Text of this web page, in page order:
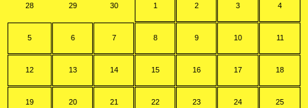
28 29 30 1 2 3 4
5 6 7 8 9 10 11
12 13 14 15 16 17 18
19 20 21 22 23 24 25